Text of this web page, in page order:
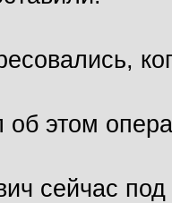
об этом
сейчас под